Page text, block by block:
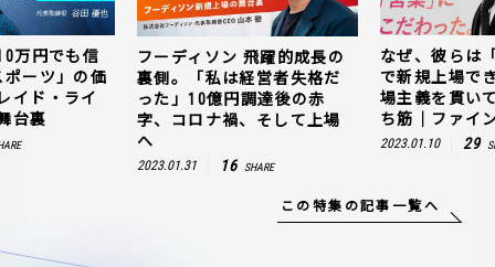
万円でも信
ーツ」の価
イド・ライ
台裏
フーディソン 飛躍的成長の
裏側。「私は経営者失格だ
った」10億円調達後の赤
字、コロナ禍、そして上場
へ
2023.01.31 16 SHARE
なぜ、彼らは
で新規上場で
場主義を貫い
ち筋｜ファイ
2023.01.10 29
この特集の記事一覧へ